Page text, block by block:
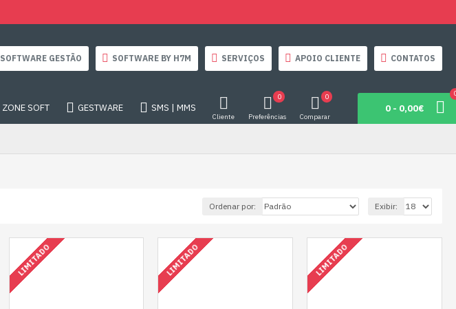
SOFTWARE GESTÃO SOFTWARE BY H7M SERVIÇOS APOIO CLIENTE CONTATOS
ZONE SOFT GESTWARE SMS | MMS
Cliente Preferências
0
Comparar
0
0 - 0,00€
Ordenar por: Exibir:
LIMITADO LIMITADO LIMITADO